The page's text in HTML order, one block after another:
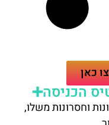
כאן
הכניסה➕
וחסרונות משלו,